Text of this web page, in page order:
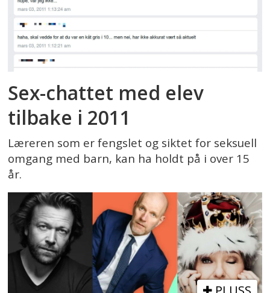
Sex-chattet med elev
tilbake i 2011
Læreren som er fengslet og siktet for seksuell
omgang med barn, kan ha holdt på i over 15
år.